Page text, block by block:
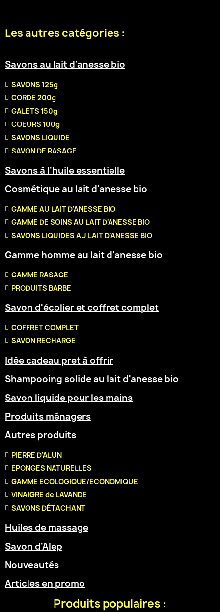
Les autres catégories :
Savons au lait d'anesse bio
SAVONS 125g
CORDE 200g
GALETS 150g
COEURS 100g
SAVONS LIQUIDE
SAVON DE RASAGE
Savons à l'huile essentielle
Cosmétique au lait d'anesse bio
GAMME AU LAIT D'ANESSE BIO
GAMME DE SOINS AU LAIT D'ANESSE BIO
SAVONS LIQUIDES AU LAIT D'ANESSE BIO
Gamme homme au lait d'anesse bio
GAMME RASAGE
PRODUITS BARBE
Savon d'écolier et coffret complet
COFFRET COMPLET
SAVON RECHARGE
Idée cadeau pret à offrir
Shampooing solide au lait d'anesse bio
Savon liquide pour les mains
Produits ménagers
Autres produits
PIERRE D'ALUN
EPONGES NATURELLES
GAMME ECOLOGIQUE/ECONOMIQUE
VINAIGRE de LAVANDE
SAVONS DÉTACHANT
Huiles de massage
Savon d'Alep
Nouveautés
Articles en promo
Produits populaires :